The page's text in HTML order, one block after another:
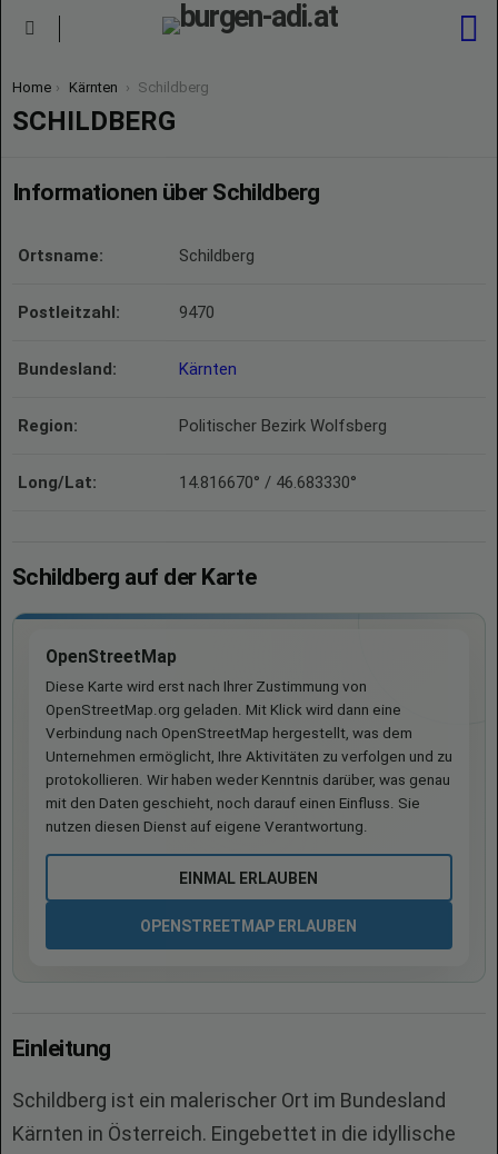
You are here:
Home Kärnten Schildberg
SCHILDBERG
Informationen über Schildberg
Ortsname: Schildberg
Postleitzahl: 9470
Bundesland: Kärnten
Region: Politischer Bezirk Wolfsberg
Long/Lat: 14.816670° / 46.683330°
Schildberg auf der Karte
OpenStreetMap
Diese Karte wird erst nach Ihrer Zustimmung von
OpenStreetMap.org geladen. Mit Klick wird dann eine
Verbindung nach OpenStreetMap hergestellt, was dem
Unternehmen ermöglicht, Ihre Aktivitäten zu verfolgen und zu
protokollieren. Wir haben weder Kenntnis darüber, was genau
mit den Daten geschieht, noch darauf einen Einfluss. Sie
nutzen diesen Dienst auf eigene Verantwortung.
EINMAL ERLAUBEN
OPENSTREETMAP ERLAUBEN
Einleitung
Schildberg ist ein malerischer Ort im Bundesland
Kärnten in Österreich. Eingebettet in die idyllische